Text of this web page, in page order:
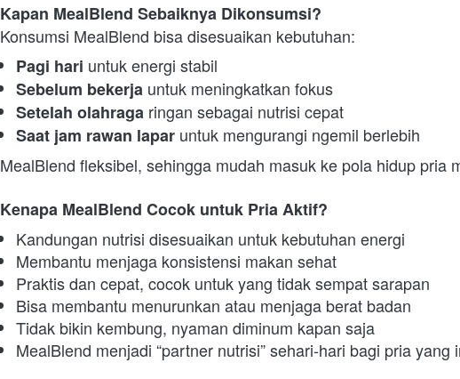
Kapan MealBlend Sebaiknya Dikonsumsi?
Konsumsi MealBlend bisa disesuaikan kebutuhan:
Pagi hari untuk energi stabil
Sebelum bekerja untuk meningkatkan fokus
Setelah olahraga ringan sebagai nutrisi cepat
Saat jam rawan lapar untuk mengurangi ngemil berlebih
MealBlend fleksibel, sehingga mudah masuk ke pola hidup pria
Kenapa MealBlend Cocok untuk Pria Aktif?
Kandungan nutrisi disesuaikan untuk kebutuhan energi
Membantu menjaga konsistensi makan sehat
Praktis dan cepat, cocok untuk yang tidak sempat sarapan
Bisa membantu menurunkan atau menjaga berat badan
Tidak bikin kembung, nyaman diminum kapan saja
MealBlend menjadi “partner nutrisi” sehari-hari bagi pria yang